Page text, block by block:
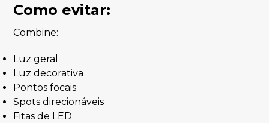
Como evitar:
Combine:
Luz geral
Luz decorativa
Pontos focais
Spots direcionáveis
Fitas de LED